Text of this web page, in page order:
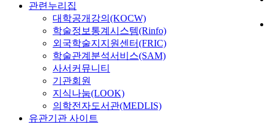
관련누리집
대학공개강의(KOCW)
학술정보통계시스템(Rinfo)
외국학술지지원센터(FRIC)
학술관계분석서비스(SAM)
사서커뮤니티
기관회원
지식나눔(LOOK)
의학전자도서관(MEDLIS)
유관기관 사이트